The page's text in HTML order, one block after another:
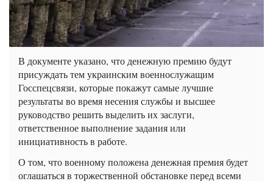
В документе указано, что денежную премию будут
присуждать тем украинским военнослужащим
Госспецсвязи, которые покажут самые лучшие
результаты во время несения службы и высшее
руководство решить выделить их заслуги,
ответственное выполнение задания или
инициативность в работе.
О том, что военному положена денежная премия будет
оглашаться в торжественной обстановке перед всеми